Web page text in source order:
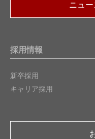
ニュ
採用情報
新卒採用
キャリア採用